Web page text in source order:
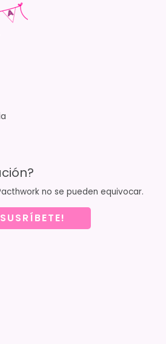
no se pueden equivocar.